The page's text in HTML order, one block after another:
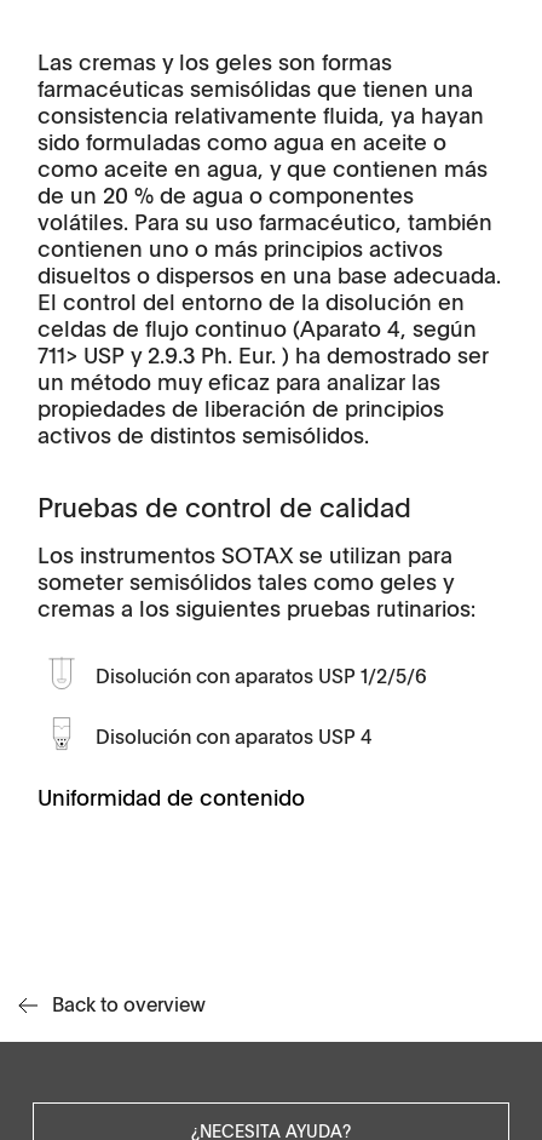
Las cremas y los geles son formas
farmacéuticas semisólidas que tienen una
consistencia relativamente fluida, ya hayan
sido formuladas como agua en aceite o
como aceite en agua, y que contienen más
de un 20 % de agua o componentes
volátiles. Para su uso farmacéutico, también
contienen uno o más principios activos
disueltos o dispersos en una base adecuada.
El control del entorno de la disolución en
celdas de flujo continuo (Aparato 4, según
711> USP y 2.9.3 Ph. Eur. ) ha demostrado ser
un método muy eficaz para analizar las
propiedades de liberación de principios
activos de distintos semisólidos.
Pruebas de control de calidad
Los instrumentos SOTAX se utilizan para
someter semisólidos tales como geles y
cremas a los siguientes pruebas rutinarios:
Disolución con aparatos USP 1/2/5/6
Disolución con aparatos USP 4
Uniformidad de contenido
Back to overview
¿NECESITA AYUDA?